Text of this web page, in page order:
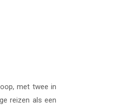
met twee in
reizen als een